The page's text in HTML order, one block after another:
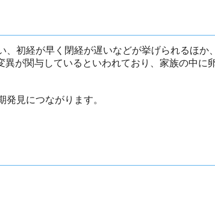
初経が早く閉経が遅いなどが挙げられるほか
が関与しているといわれており、家族の中に
見につながります。